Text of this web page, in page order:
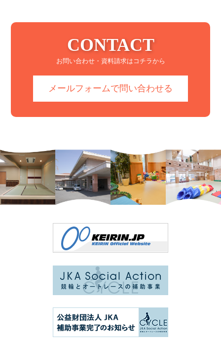
CONTACT
お問い合わせ・資料請求はコチラから
メールフォームで問い合わせる